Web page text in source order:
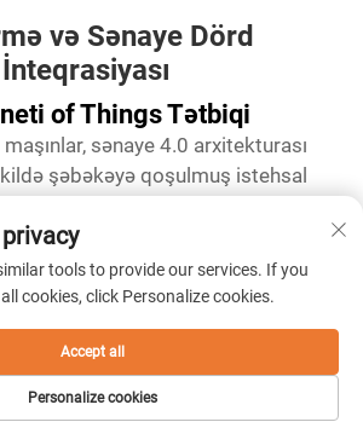
və Sənaye Dörd
of Things Tətbiqi
sənaye 4.0 arxitekturası
şəbəkəyə qoşulmuş istehsal
analitika
olaraq ötürür; bu da
görünüşlü və
idarəetmə imkanı yaradır. Bu
dövr müddətləri, keyfiyyət
materiallarının istifadə sürəti və
göstəriciləri də daxil
tools to provide our services. If you
cookies, click Personalize cookies.
Personalize cookies
Accept all